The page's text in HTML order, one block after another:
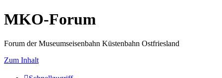
MKO-Forum
Forum der Museumseisenbahn Küstenbahn Ostfriesland
Zum Inhalt